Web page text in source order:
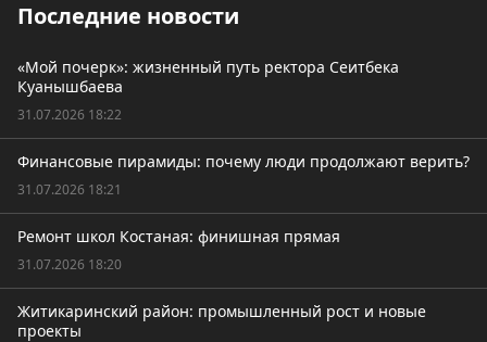
Последние новости
«Мой почерк»: жизненный путь ректора Сеитбека
Куанышбаева
31.07.2026 18:22
Финансовые пирамиды: почему люди продолжают верить?
31.07.2026 18:21
Ремонт школ Костаная: финишная прямая
31.07.2026 18:20
Житикаринский район: промышленный рост и новые
проекты